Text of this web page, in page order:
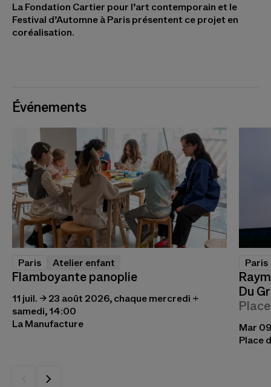
La Fondation Cartier pour l’art contemporain et le
Festival d’Automne à Paris présentent ce projet en
coréalisation.
Événements
Paris Atelier enfant
Flamboyante panoplie
11 juil. → 23 août 2026, chaque mercredi +
samedi, 14:00
La Manufacture
Paris
Du
Mar
Place